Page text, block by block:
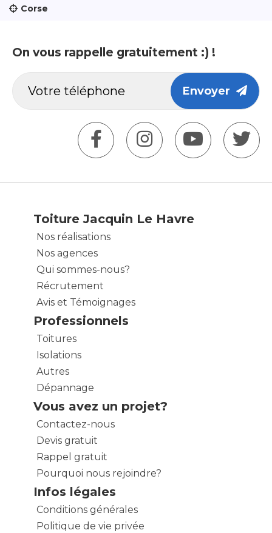
Corse
On vous rappelle gratuitement :) !
Envoyer
Toiture Jacquin Le Havre
Nos réalisations
Nos agences
Qui sommes-nous?
Récrutement
Avis et Témoignages
Professionnels
Toitures
Isolations
Autres
Dépannage
Vous avez un projet?
Contactez-nous
Devis gratuit
Rappel gratuit
Pourquoi nous rejoindre?
Infos légales
Conditions générales
Politique de vie privée